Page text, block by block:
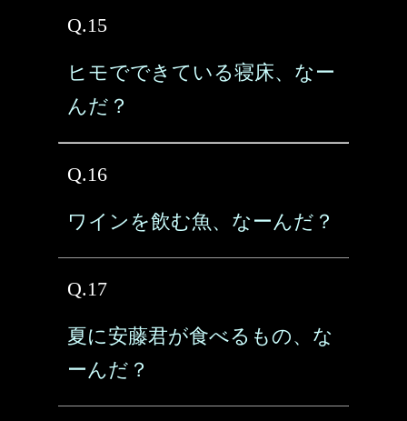
Q.15
ヒモでできている寝床、なー
んだ？
Q.16
ワインを飲む魚、なーんだ？
Q.17
夏に安藤君が食べるもの、な
ーんだ？